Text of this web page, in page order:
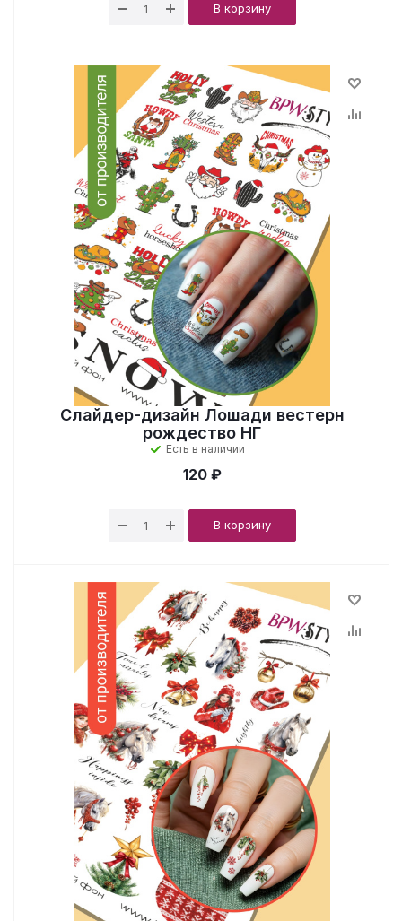
В корзину
Слайдер-дизайн Лошади вестерн
рождество НГ
Есть в наличии
120 ₽
В корзину